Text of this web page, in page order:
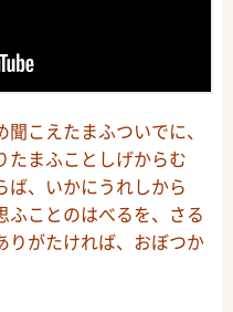
こえたまふついでに、
まふことしげからむ
ば、いかにうれしから
ふことのはべるを、さる
りがたければ、おぼつか